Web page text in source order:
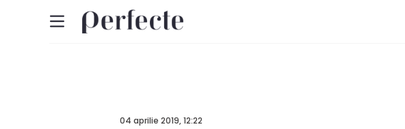
04 aprilie 2019, 12:22